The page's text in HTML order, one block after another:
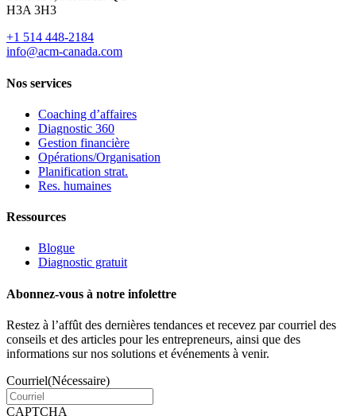
H3A 3H3
+1 514 448-2184
info@acm-canada.com
Nos services
Coaching d’affaires
Diagnostic 360
Gestion financière
Opérations/Organisation
Planification strat.
Res. humaines
Ressources
Blogue
Diagnostic gratuit
Abonnez-vous à notre infolettre
Restez à l’affût des dernières tendances et recevez par courriel des
conseils et des articles pour les entrepreneurs, ainsi que des
informations sur nos solutions et événements à venir.
Courriel(Nécessaire)
CAPTCHA